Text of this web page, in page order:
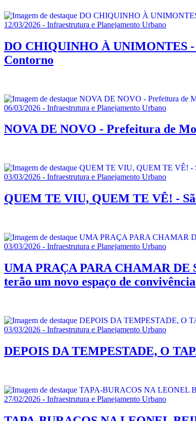
12/03/2026 - Infraestrutura e Planejamento Urbano
DO CHIQUINHO À UNIMONTES -
Contorno
06/03/2026 - Infraestrutura e Planejamento Urbano
NOVA DE NOVO - Prefeitura de
03/03/2026 - Infraestrutura e Planejamento Urbano
QUEM TE VIU, QUEM TE VÊ! -
03/03/2026 - Infraestrutura e Planejamento Urbano
UMA PRAÇA PARA CHAMAR DE
terão um novo espaço de convivência
03/03/2026 - Infraestrutura e Planejamento Urbano
DEPOIS DA TEMPESTADE, O
27/02/2026 - Infraestrutura e Planejamento Urbano